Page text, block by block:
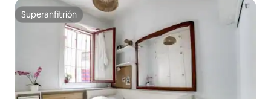
Superanfitrión
Superanfitrión